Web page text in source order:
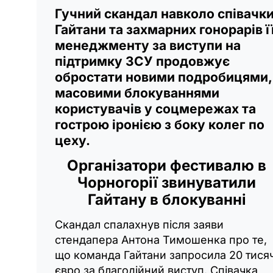
Гучний скандал навколо співачки
Гайтани та захмарних гонорарів
менеджменту за виступи на
підтримку ЗСУ продовжує
обростати новими подробицями,
масовими блокуваннями
користувачів у соцмережах та
гострою іронією з боку колег по
цеху.
Організатори фестивалю в
Чорногорії звинуватили
Гайтану в блокуванні
Скандал спалахнув після заяви
стендапера Антона Тимошенка про те,
що команда Гайтани запросила 20